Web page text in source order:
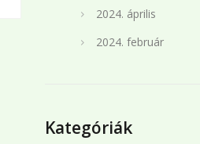
2024. április
2024. február
Kategóriák